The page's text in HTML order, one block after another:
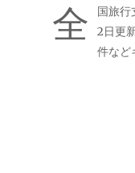
全
国旅行
2日更
件など